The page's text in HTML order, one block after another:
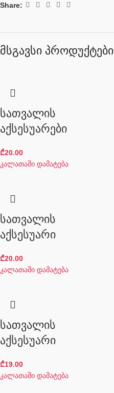
Share:
მსგავსი პროდუქტები
სათვალის
აქსესუარები
₾20.00
კალათაში დამატება
სათვალის
აქსესუარი
₾20.00
კალათაში დამატება
სათვალის
აქსესუარი
₾19.00
კალათაში დამატება